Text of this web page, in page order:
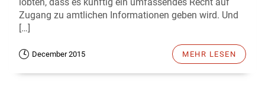
Zugang zu amtlichen Informationen geben wird. Und
[…]
December 2015 MEHR LESEN